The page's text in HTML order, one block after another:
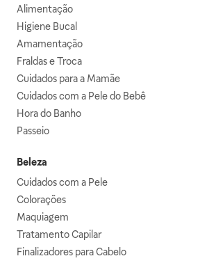
Alimentação
Higiene Bucal
Amamentação
Fraldas e Troca
Cuidados para a Mamãe
Cuidados com a Pele do Bebê
Hora do Banho
Passeio
Beleza
Cuidados com a Pele
Colorações
Maquiagem
Tratamento Capilar
Finalizadores para Cabelo